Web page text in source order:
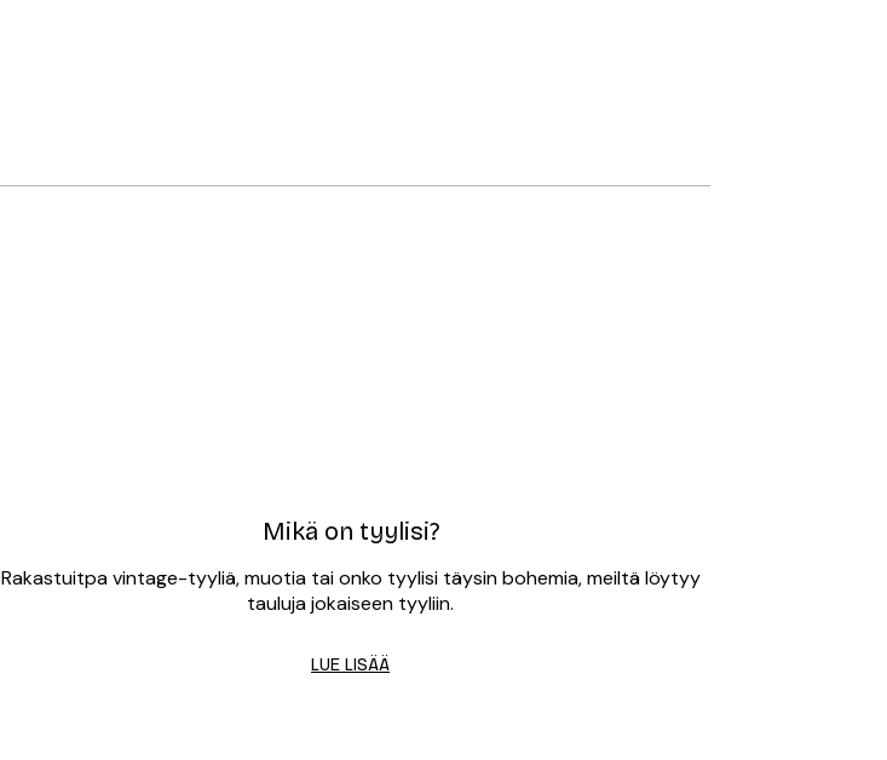
Mikä on tyylisi?
Rakastuitpa vintage-tyyliä, muotia tai onko tyylisi täysin bohemia, meiltä löytyy
tauluja jokaiseen tyyliin.
LUE LISÄÄ